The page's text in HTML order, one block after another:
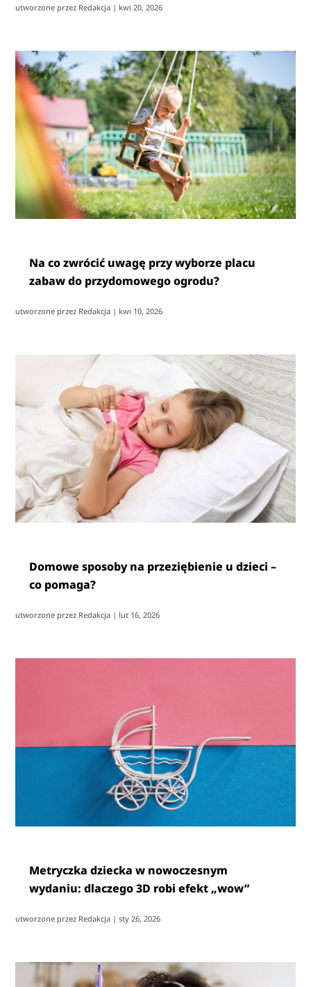
utworzone przez Redakcja | kwi 20, 2026
Na co zwrócić uwagę przy wyborze placu
zabaw do przydomowego ogrodu?
utworzone przez Redakcja | kwi 10, 2026
Domowe sposoby na przeziębienie u dzieci –
co pomaga?
utworzone przez Redakcja | lut 16, 2026
Metryczka dziecka w nowoczesnym
wydaniu: dlaczego 3D robi efekt „wow”
utworzone przez Redakcja |sty 26, 2026